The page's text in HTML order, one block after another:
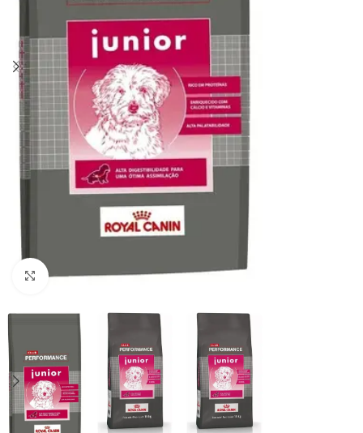
Haga clic para ampliar